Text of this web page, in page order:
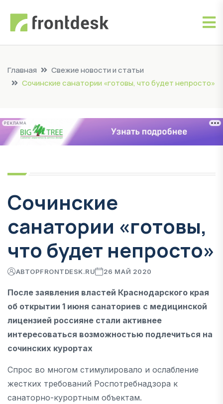
Главная
Свежие новости и статьи
Сочинские санатории «готовы, что будет непросто»
РЕКЛАМА
Сочинские
санатории «готовы,
что будет непросто»
АВТОРFRONTDESK.RU 26 МАЙ 2020
После заявления властей Краснодарского края
об открытии 1 июня санаториев с медицинской
лицензией россияне стали активнее
интересоваться возможностью подлечиться на
сочинских курортах
Спрос во многом стимулировало и ослабление
жестких требований Роспотребнадзора к
санаторно-курортным объектам.